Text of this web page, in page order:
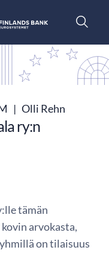
| Olli Rehn
ry:n
tämän
arvokasta,
on tilaisuus